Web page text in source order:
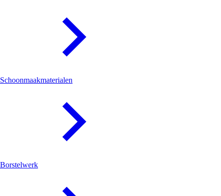
Schoonmaakmaterialen
Borstelwerk